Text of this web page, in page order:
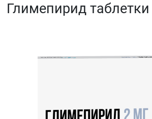
Глимепирид